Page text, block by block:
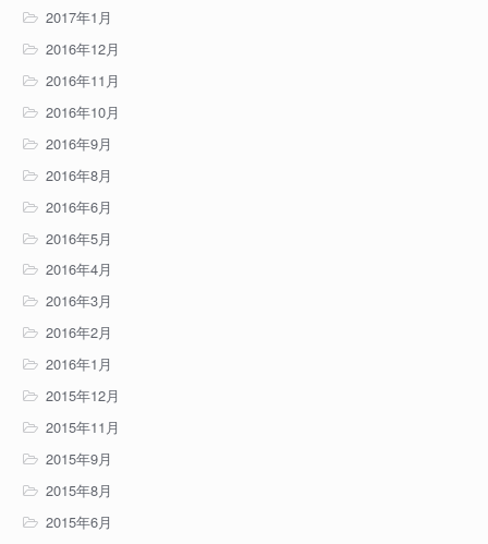
2017年1月
2016年12月
2016年11月
2016年10月
2016年9月
2016年8月
2016年6月
2016年5月
2016年4月
2016年3月
2016年2月
2016年1月
2015年12月
2015年11月
2015年9月
2015年8月
2015年6月